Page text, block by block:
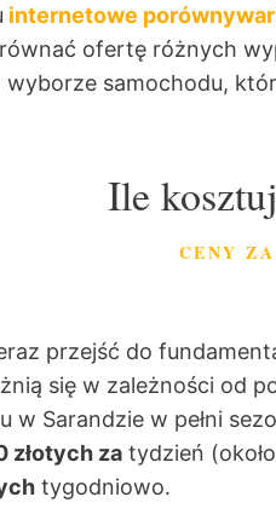
internetowe
ofertę różnych
wyborze samochodu,
Ile
CENY
przejść do
się w zależności od
w Sarandzie w pełni
złotych za tydzień (około
tygodniowo.